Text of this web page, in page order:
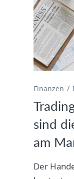
Finanzen
sind
am
Der